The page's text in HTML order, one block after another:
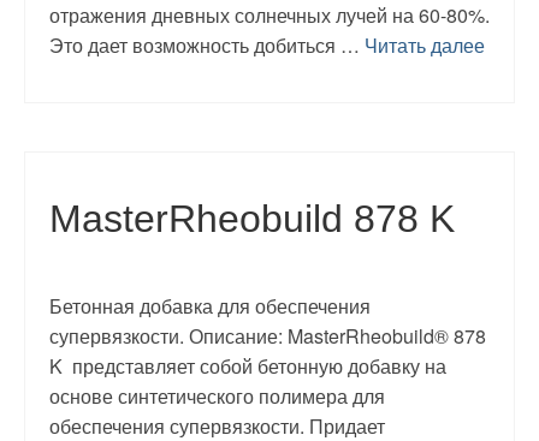
отражения дневных солнечных лучей на 60-80%.
Это дает возможность добиться … Читать далее
MasterRheobuild 878 K
Бетонная добавка для обеспечения
супервязкости. Описание: MasterRheobuild® 878
K представляет собой бетонную добавку на
основе синтетического полимера для
обеспечения супервязкости. Придает